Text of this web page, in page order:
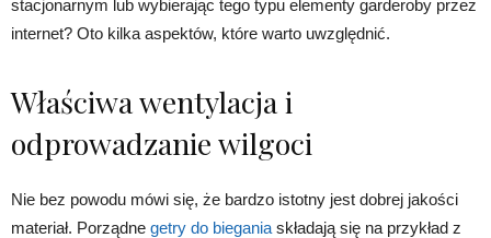
stacjonarnym lub wybierając tego typu elementy garderoby przez
internet? Oto kilka aspektów, które warto uwzględnić.
Właściwa wentylacja i
odprowadzanie wilgoci
Nie bez powodu mówi się, że bardzo istotny jest dobrej jakości
materiał. Porządne getry do biegania składają się na przykład z